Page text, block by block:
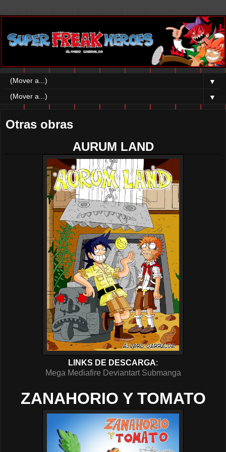
▼
▼
Otras obras
AURUM LAND
LINKS DE DESCARGA:
Mega Mediafire Deviantart Submanga
ZANAHORIO Y TOMATO